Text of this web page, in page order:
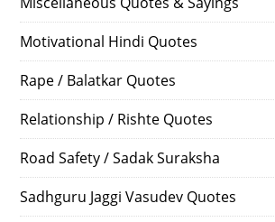
Motivational Hindi Quotes
Rape / Balatkar Quotes
Relationship / Rishte Quotes
Road Safety / Sadak Suraksha
Sadhguru Jaggi Vasudev Quotes